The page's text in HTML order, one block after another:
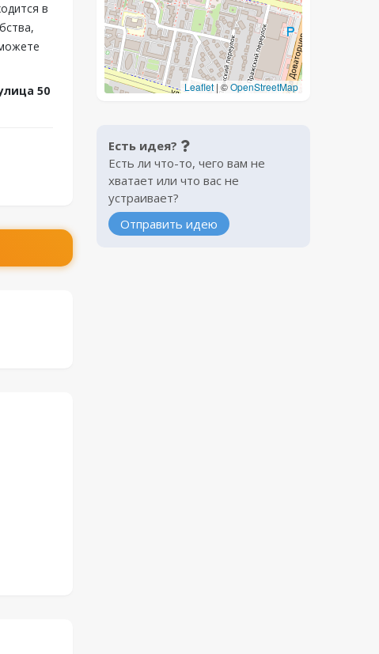
в
50
Leaflet | ©OpenStreetMap
Есть идея?
Есть ли что-то, чего вам не
хватает или что вас не
устраивает?
Отправить идею